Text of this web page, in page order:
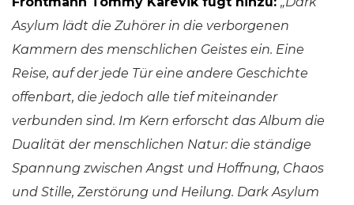
Asylum lädt die Zuhörer in die verborgenen
Kammern des menschlichen Geistes ein. Eine
Reise, auf der jede Tür eine andere Geschichte
offenbart, die jedoch alle tief miteinander
verbunden sind. Im Kern erforscht das Album die
Dualität der menschlichen Natur: die ständige
Spannung zwischen Angst und Hoffnung, Chaos
und Stille, Zerstörung und Heilung. Dark Asylum